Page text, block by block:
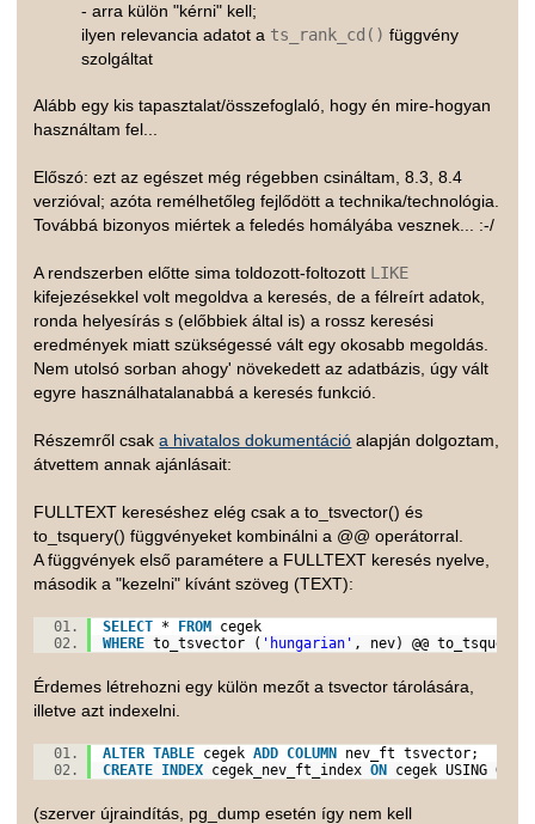
- arra külön "kérni" kell;
ilyen relevancia adatot a ts_rank_cd() függvény
szolgáltat
Alább egy kis tapasztalat/összefoglaló, hogy én mire-hogyan
használtam fel...
Előszó: ezt az egészet még régebben csináltam, 8.3, 8.4
verzióval; azóta remélhetőleg fejlődött a technika/technológia.
Továbbá bizonyos miértek a feledés homályába vesznek... :-/
A rendszerben előtte sima toldozott-foltozott LIKE
kifejezésekkel volt megoldva a keresés, de a félreírt adatok,
ronda helyesírás s (előbbiek által is) a rossz keresési
eredmények miatt szükségessé vált egy okosabb megoldás.
Nem utolsó sorban ahogy' növekedett az adatbázis, úgy vált
egyre használhatalanabbá a keresés funkció.
Részemről csaka hivatalos dokumentáció alapján dolgoztam,
átvettem annak ajánlásait:
FULLTEXT kereséshez elég csak a to_tsvector() és
to_tsquery() függvényeket kombinálni a @@ operátorral.
A függvények első paramétere a FULLTEXT keresés nyelve,
második a "kezelni" kívánt szöveg (TEXT):
SELECT * FROM cegek
WHERE to_tsvector ( 'hungarian' , nev) @@ to_tsquery
Érdemes létrehozni egy külön mezőt a tsvector tárolására,
illetve azt indexelni.
ALTER TABLE cegekADD COLUMN nev_ft tsvector;
CREATE INDEX cegek_nev_ft_indexON cegek USING
(szerver újraindítás, pg_dump esetén így nem kell